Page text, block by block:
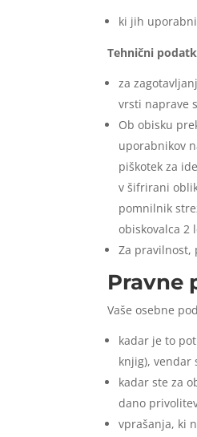
ki jih
Tehnični
za
vrsti naprave
Ob obisku
uporabnikov
piškotek za
v šifrirani
pomnilnik
obiskovalca 2
Za pravilnost,
Pravne
Vaše osebne
kadar je to
knjig),
kadar ste za
dano
vprašanja, ki